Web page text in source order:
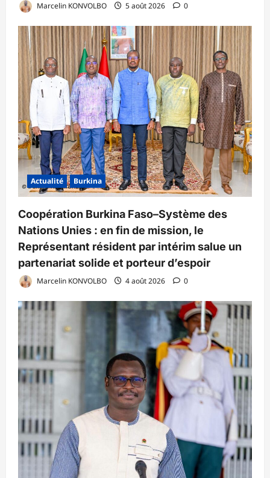
Marcelin KONVOLBO 5 août 2026 0
Actualité Burkina
Coopération Burkina Faso–Système des
Nations Unies : en fin de mission, le
Représentant résident par intérim salue un
partenariat solide et porteur d’espoir
Marcelin KONVOLBO 4 août 2026 0